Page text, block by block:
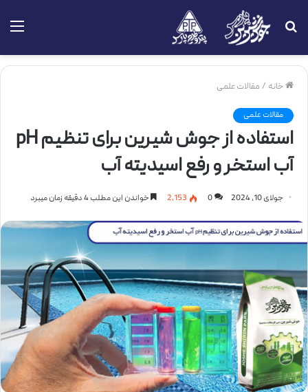
جستجو
خانه / مقالات علمی
مقالات علمی
استفاده از جوش شیرین برای تنظیم pH
آب استخر و رفع اسیدیته آب
جولای 10, 2024 0
2,153 خواندن این مطلب 4 دقیقه زمان میبرد